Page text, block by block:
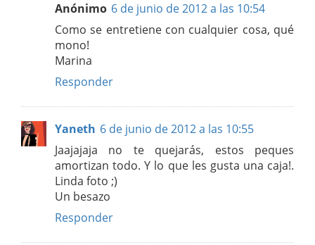
Anónimo 6 de junio de 2012 a las 10:54
Como se entretiene con cualquier cosa, qué
mono!
Marina
Responder
Yaneth 6 de junio de 2012 a las 10:55
Jaajajaja no te quejarás, estos peques
amortizan todo. Y lo que les gusta una caja!.
Linda foto ;)
Un besazo
Responder